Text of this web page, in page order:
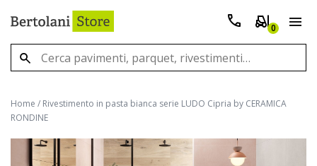
0
Home / Rivestimento in pasta bianca serie LUDO Cipria by CERAMICA
RONDINE